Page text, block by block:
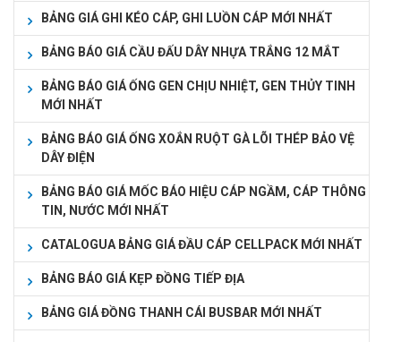
BẢNG GIÁ GHI KÉO CÁP, GHI LUỒN CÁP MỚI NHẤT
BẢNG BÁO GIÁ CẦU ĐẤU DÂY NHỰA TRẮNG 12 MẮT
BẢNG BÁO GIÁ ỐNG GEN CHỊU NHIỆT, GEN THỦY TINH
MỚI NHẤT
BẢNG BÁO GIÁ ỐNG XOẮN RUỘT GÀ LÕI THÉP BẢO VỆ
DÂY ĐIỆN
BẢNG BÁO GIÁ MỐC BÁO HIỆU CÁP NGẦM, CÁP THÔNG
TIN, NƯỚC MỚI NHẤT
CATALOGUA BẢNG GIÁ ĐẦU CÁP CELLPACK MỚI NHẤT
BẢNG BÁO GIÁ KẸP ĐỒNG TIẾP ĐỊA
BẢNG GIÁ ĐỒNG THANH CÁI BUSBAR MỚI NHẤT